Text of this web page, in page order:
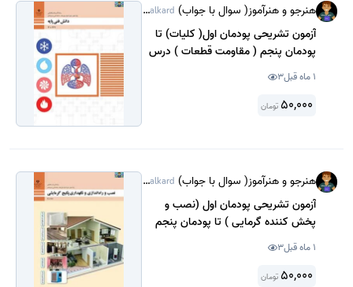
هنرجو و هنرآموز( سوال با جواب) @Sanjeshamalkard
آزمون تشریحی پودمان اول( کلیات) تا
پودمان پنجم ( مقاومت قطعات ) درس
دانش فنی پایه، دهم رشته تاسیسات
شاخه فنی و حرفه ای سال 1403 1 ماه قبل 3
50,000 تومان
هنرجو و هنرآموز( سوال با جواب) @Sanjeshamalkard
آزمون تشریحی پودمان اول (نصب و
پخش کننده گرمایی ) تا پودمان پنجم
(نصب و راه اندازی کولر آبی ) درس نصب
و راه اندازی پکیج گرمایشی پایه دهم
رشته تاسیسات شاخه ، فنی و حرفه ای
1 ماه قبل 3
50,000 تومان